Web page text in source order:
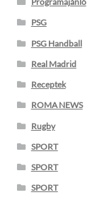
PSG
PSG Handball
Real Madrid
Receptek
ROMA NEWS
Rugby
SPORT
SPORT
SPORT